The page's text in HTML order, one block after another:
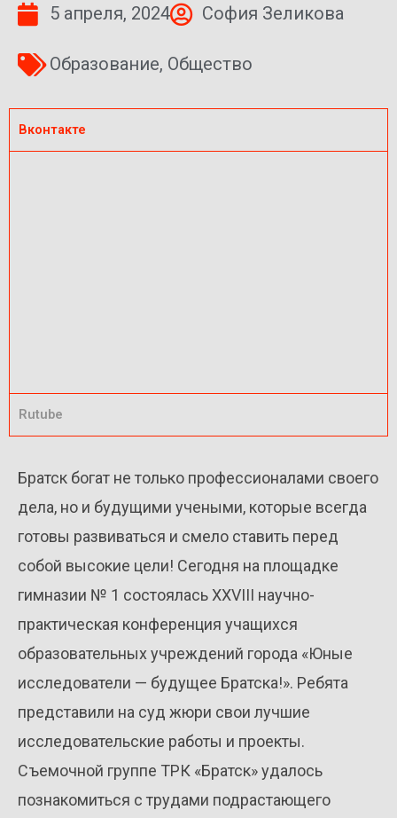
5 апреля, 2024 София Зеликова
Образование, Общество
Вконтакте
Rutube
Братск богат не только профессионалами своего
дела, но и будущими учеными, которые всегда
готовы развиваться и смело ставить перед
собой высокие цели! Сегодня на площадке
гимназии № 1 состоялась XXVIII научно-
практическая конференция учащихся
образовательных учреждений города «Юные
исследователи — будущее Братска!». Ребята
представили на суд жюри свои лучшие
исследовательские работы и проекты.
Съемочной группе ТРК «Братск» удалось
познакомиться с трудами подрастающего